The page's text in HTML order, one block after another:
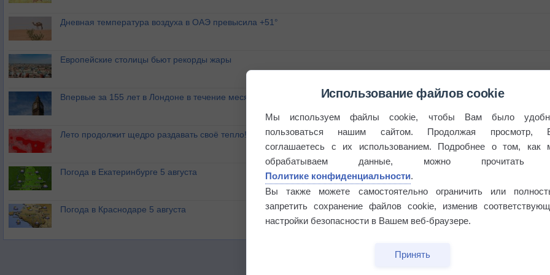
Дневная температура воздуха в ОАЭ превысила +51°
Европейские столицы бьют рекорды жары
Впервые за 155 лет в Лондоне в течение месяца не выпадал дождь
Лето продолжит щедро раздавать своё тепло!
Погода в Екатеринбурге 5 августа
Погода в Краснодаре 5 августа
Использование файлов cookie
Мы используем файлы cookie, чтобы Вам было
пользоваться нашим сайтом. Продолжая просмотр,
соглашаетесь с их использованием. Подробнее о том, как
обрабатываем данные, можно прочитать
Политике конфиденциальности.
Вы также можете самостоятельно ограничить или
запретить сохранение файлов cookie, изменив
настройки безопасности в Вашем веб-браузере.
Принять